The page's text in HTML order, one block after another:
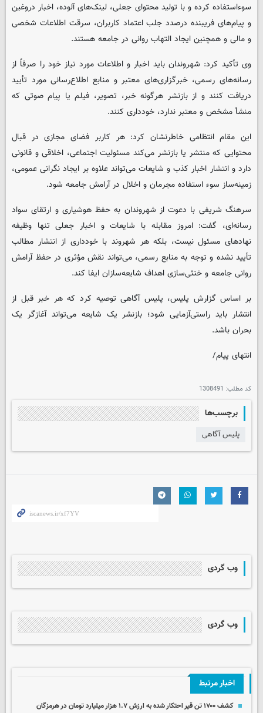
سوءاستفاده کرده و با تولید محتوای جعلی، لینک‌های آلوده، اخبار دروغین
و پیام‌های فریبنده درصدد جلب اعتماد کاربران، سرقت اطلاعات شخصی
و مالی و همچنین ایجاد التهاب روانی در جامعه هستند.
وی تأکید کرد: شهروندان باید اخبار و اطلاعات مورد نیاز خود را صرفاً از
رسانه‌های رسمی، خبرگزاری‌های معتبر و منابع اطلاع‌رسانی مورد تأیید
دریافت کنند و از بازنشر هرگونه خبر، تصویر، فیلم یا پیام صوتی که
منشأ مشخص و معتبر ندارد، خودداری کنند.
این مقام انتظامی خاطرنشان کرد: هر کاربر فضای مجازی در قبال
محتوایی که منتشر یا بازنشر می‌کند مسئولیت اجتماعی، اخلاقی و قانونی
دارد و انتشار اخبار کذب و شایعات می‌تواند علاوه بر ایجاد نگرانی عمومی،
زمینه‌ساز سوء استفاده مجرمان و اخلال در آرامش جامعه شود.
سرهنگ شریفی با دعوت از شهروندان به حفظ هوشیاری و ارتقای سواد
رسانه‌ای، گفت: امروز مقابله با شایعات و اخبار جعلی تنها وظیفه
نهادهای مسئول نیست، بلکه هر شهروند با خودداری از انتشار مطالب
تأیید نشده و توجه به منابع رسمی، می‌تواند نقش مؤثری در حفظ آرامش
روانی جامعه و خنثی‌سازی اهداف شایعه‌سازان ایفا کند.
بر اساس گزارش پلیس، پلیس آگاهی توصیه کرد که هر خبر قبل از
انتشار باید راستی‌آزمایی شود؛ بازنشر یک شایعه می‌تواند آغازگر یک
بحران باشد.
انتهای پیام/
کد مطلب: 1308491
برچسب‌ها
پلیس آگاهی
وب گردی
وب گردی
اخبار مرتبط
کشف ۱۷۰۰ تن قیر احتکار شده به ارزش ۱.۷ هزار میلیارد تومان در هرمزگان